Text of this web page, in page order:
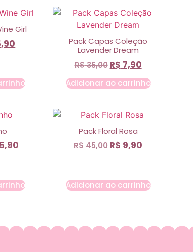
Girl
Pack Capas Coleção
Lavender Dream
R$35,00 R$ 7,90
Adicionar ao carrinho
Pack Floral Rosa
R$45,00 R$ 9,90
Adicionar ao carrinho